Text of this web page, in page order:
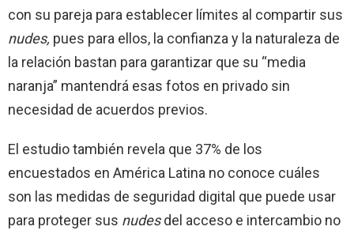
con su pareja para establecer límites al compartir sus
nudes, pues para ellos, la confianza y la naturaleza de
la relación bastan para garantizar que su “media
naranja” mantendrá esas fotos en privado sin
necesidad de acuerdos previos.
El estudio también revela que 37% de los
encuestados en América Latina no conoce cuáles
son las medidas de seguridad digital que puede usar
para proteger sus nudesdel acceso e intercambio no